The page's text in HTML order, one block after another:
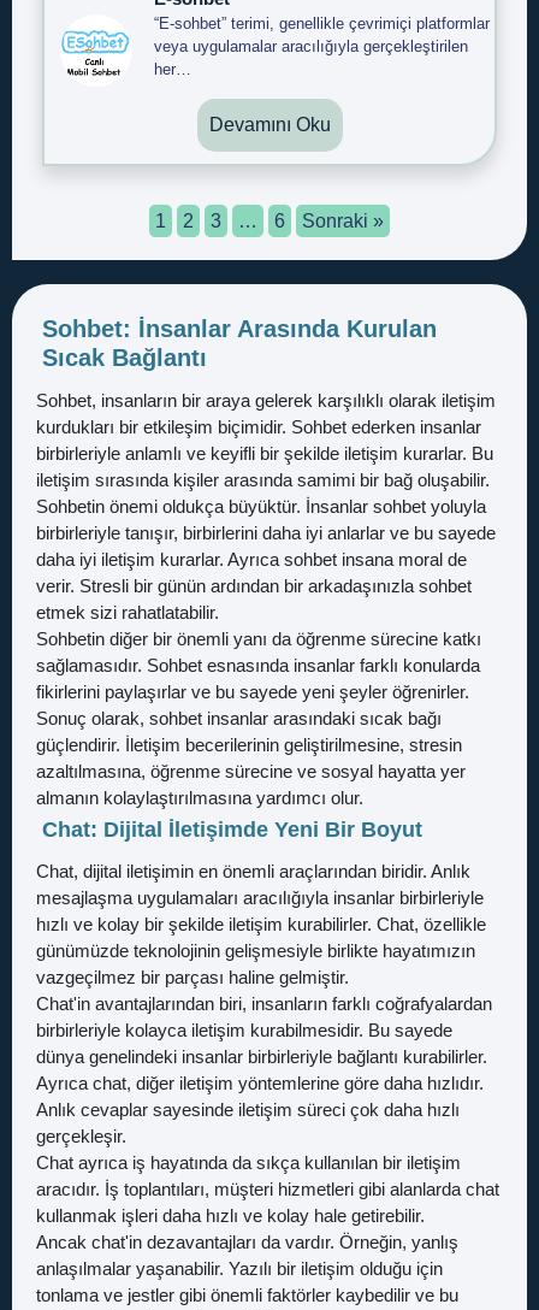
“E-sohbet” terimi, genellikle çevrimiçi platformlar
veya uygulamalar aracılığıyla gerçekleştirilen
her…
Devamını Oku
1 2 3 … 6 Sonraki »
Sohbet: İnsanlar Arasında Kurulan
Sıcak Bağlantı
Sohbet, insanların bir araya gelerek karşılıklı olarak iletişim
kurdukları bir etkileşim biçimidir. Sohbet ederken insanlar
birbirleriyle anlamlı ve keyifli bir şekilde iletişim kurarlar. Bu
iletişim sırasında kişiler arasında samimi bir bağ oluşabilir.
Sohbetin önemi oldukça büyüktür. İnsanlar sohbet yoluyla
birbirleriyle tanışır, birbirlerini daha iyi anlarlar ve bu sayede
daha iyi iletişim kurarlar. Ayrıca sohbet insana moral de
verir. Stresli bir günün ardından bir arkadaşınızla sohbet
etmek sizi rahatlatabilir.
Sohbetin diğer bir önemli yanı da öğrenme sürecine katkı
sağlamasıdır. Sohbet esnasında insanlar farklı konularda
fikirlerini paylaşırlar ve bu sayede yeni şeyler öğrenirler.
Sonuç olarak, sohbet insanlar arasındaki sıcak bağı
güçlendirir. İletişim becerilerinin geliştirilmesine, stresin
azaltılmasına, öğrenme sürecine ve sosyal hayatta yer
almanın kolaylaştırılmasına yardımcı olur.
Chat: Dijital İletişimde Yeni Bir Boyut
Chat, dijital iletişimin en önemli araçlarından biridir. Anlık
mesajlaşma uygulamaları aracılığıyla insanlar birbirleriyle
hızlı ve kolay bir şekilde iletişim kurabilirler. Chat, özellikle
günümüzde teknolojinin gelişmesiyle birlikte hayatımızın
vazgeçilmez bir parçası haline gelmiştir.
Chat'in avantajlarından biri, insanların farklı coğrafyalardan
birbirleriyle kolayca iletişim kurabilmesidir. Bu sayede
dünya genelindeki insanlar birbirleriyle bağlantı kurabilirler.
Ayrıca chat, diğer iletişim yöntemlerine göre daha hızlıdır.
Anlık cevaplar sayesinde iletişim süreci çok daha hızlı
gerçekleşir.
Chat ayrıca iş hayatında da sıkça kullanılan bir iletişim
aracıdır. İş toplantıları, müşteri hizmetleri gibi alanlarda chat
kullanmak işleri daha hızlı ve kolay hale getirebilir.
Ancak chat'in dezavantajları da vardır. Örneğin, yanlış
anlaşılmalar yaşanabilir. Yazılı bir iletişim olduğu için
tonlama ve jestler gibi önemli faktörler kaybedilir ve bu